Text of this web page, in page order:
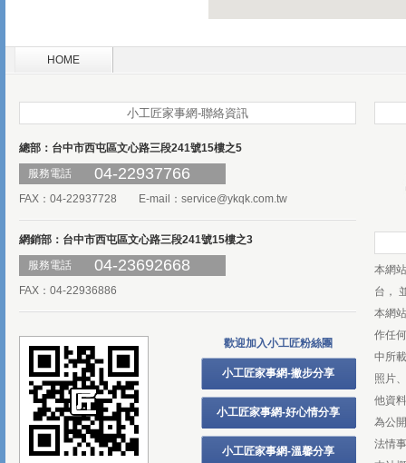
HOME
小工匠家事網-聯絡資訊
總部：台中市西屯區文心路三段241號15樓之5
服務電話
04-22937766
FAX：04-22937728 E-mail： service@ykqk.com.tw
網銷部：台中市西屯區文心路三段241號15樓之3
服務電話
04-23692668
FAX：04-22936886
歡迎加入小工匠粉絲團
小工匠家事網-撇步分享
小工匠家事網-好心情分享
小工匠家事網-溫馨分享
本網
台，
本網
作任
中所
照片
他資
為公
法情